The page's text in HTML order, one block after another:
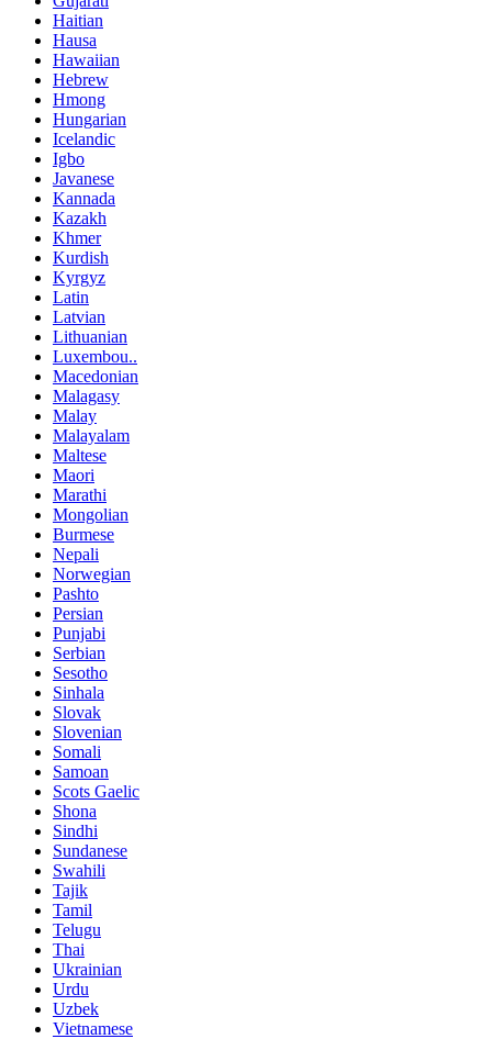
Haitian
Hausa
Hawaiian
Hebrew
Hmong
Hungarian
Icelandic
Igbo
Javanese
Kannada
Kazakh
Khmer
Kurdish
Kyrgyz
Latin
Latvian
Lithuanian
Luxembou..
Macedonian
Malagasy
Malay
Malayalam
Maltese
Maori
Marathi
Mongolian
Burmese
Nepali
Norwegian
Pashto
Persian
Punjabi
Serbian
Sesotho
Sinhala
Slovak
Slovenian
Somali
Samoan
Scots Gaelic
Shona
Sindhi
Sundanese
Swahili
Tajik
Tamil
Telugu
Thai
Ukrainian
Urdu
Uzbek
Vietnamese